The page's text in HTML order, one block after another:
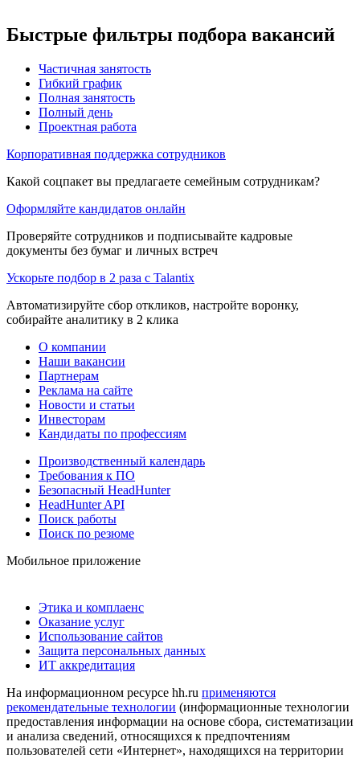
Быстрые фильтры подбора вакансий
Частичная занятость
Гибкий график
Полная занятость
Полный день
Проектная работа
Корпоративная поддержка сотрудников
Какой соцпакет вы предлагаете семейным сотрудникам?
Оформляйте кандидатов онлайн
Проверяйте сотрудников и подписывайте кадровые
документы без бумаг и личных встреч
Ускорьте подбор в 2 раза с Talantix
Автоматизируйте сбор откликов, настройте воронку,
собирайте аналитику в 2 клика
О компании
Наши вакансии
Партнерам
Реклама на сайте
Новости и статьи
Инвесторам
Кандидаты по профессиям
Производственный календарь
Требования к ПО
Безопасный HeadHunter
HeadHunter API
Поиск работы
Поиск по резюме
Мобильное приложение
Этика и комплаенс
Оказание услуг
Использование сайтов
Защита персональных данных
ИТ аккредитация
На информационном ресурсе hh.ru применяются
рекомендательные технологии (информационные технологии
предоставления информации на основе сбора, систематизации
и анализа сведений, относящихся к предпочтениям
пользователей сети «Интернет», находящихся на территории